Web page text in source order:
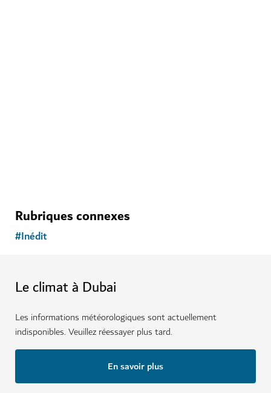
Rubriques connexes
#Inédit
Le climat à Dubai
Les informations météorologiques sont actuellement
indisponibles. Veuillez réessayer plus tard.
En savoir plus